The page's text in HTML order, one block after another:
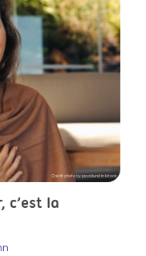
Crédit photo by jacoblund in Istock
c’est la